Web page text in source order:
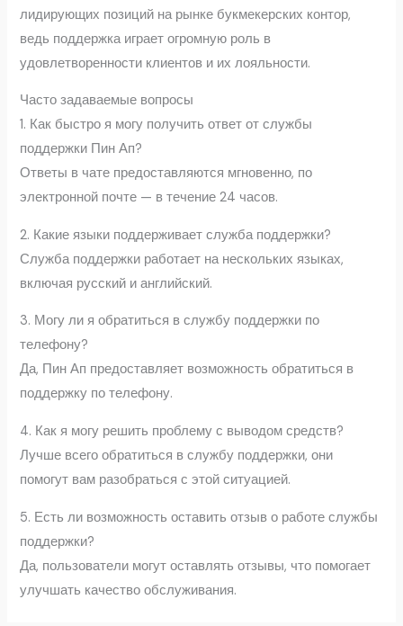
лидирующих позиций на рынке букмекерских контор,
ведь поддержка играет огромную роль в
удовлетворенности клиентов и их лояльности.
Часто задаваемые вопросы
1. Как быстро я могу получить ответ от службы
поддержки Пин Ап?
Ответы в чате предоставляются мгновенно, по
электронной почте — в течение 24 часов.
2. Какие языки поддерживает служба поддержки?
Служба поддержки работает на нескольких языках,
включая русский и английский.
3. Могу ли я обратиться в службу поддержки по
телефону?
Да, Пин Ап предоставляет возможность обратиться в
поддержку по телефону.
4. Как я могу решить проблему с выводом средств?
Лучше всего обратиться в службу поддержки, они
помогут вам разобраться с этой ситуацией.
5. Есть ли возможность оставить отзыв о работе службы
поддержки?
Да, пользователи могут оставлять отзывы, что помогает
улучшать качество обслуживания.